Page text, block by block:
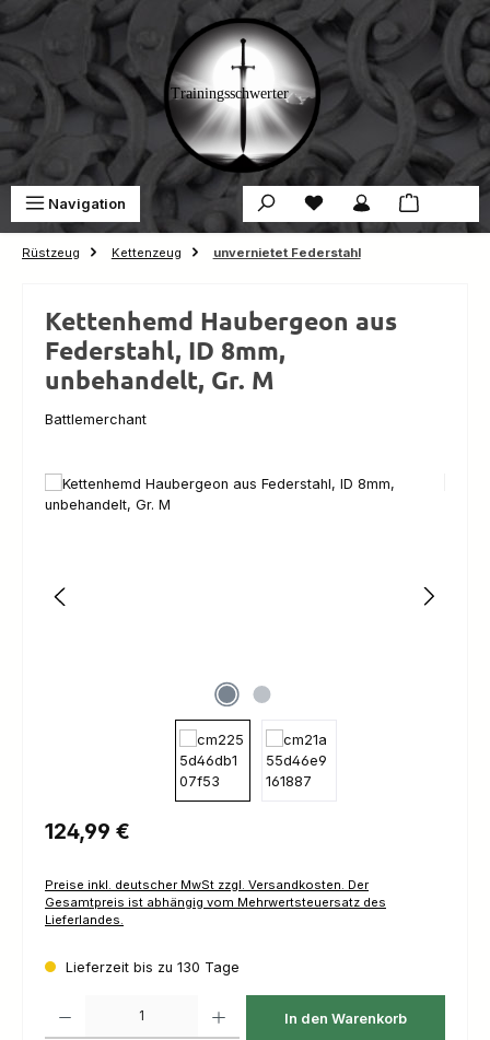
Zum Hauptinhalt springen
Navigation Du hast 0 Produkte auf
Rüstzeug Kettenzeug unvernietet Federstahl
Kettenhemd Haubergeon aus
Federstahl, ID 8mm,
unbehandelt, Gr. M
Battlemerchant
Bildergalerie überspringen
Regulärer Preis:
124,99 €
Preise inkl. deutscher MwSt zzgl. Versandkosten. Der
Gesamtpreis ist abhängig vom Mehrwertsteuersatz des
Lieferlandes.
Lieferzeit bis zu 130 Tage
In den Warenkorb